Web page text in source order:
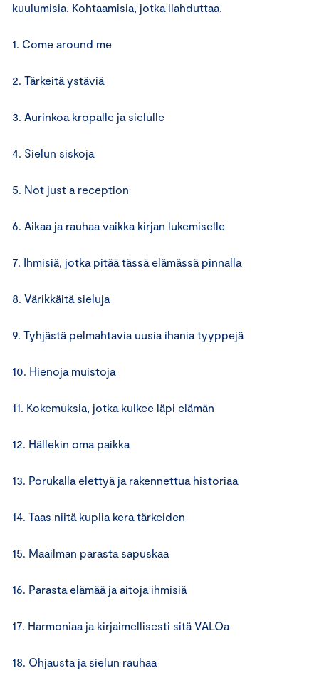
kuulumisia. Kohtaamisia, jotka ilahduttaa.
1. Come around me
2. Tärkeitä ystäviä
3. Aurinkoa kropalle ja sielulle
4. Sielun siskoja
5. Not just a reception
6. Aikaa ja rauhaa vaikka kirjan lukemiselle
7. Ihmisiä, jotka pitää tässä elämässä pinnalla
8. Värikkäitä sieluja
9. Tyhjästä pelmahtavia uusia ihania tyyppejä
10. Hienoja muistoja
11. Kokemuksia, jotka kulkee läpi elämän
12. Hällekin oma paikka
13. Porukalla elettyä ja rakennettua historiaa
14. Taas niitä kuplia kera tärkeiden
15. Maailman parasta sapuskaa
16. Parasta elämää ja aitoja ihmisiä
17. Harmoniaa ja kirjaimellisesti sitä VALOa
18. Ohjausta ja sielun rauhaa